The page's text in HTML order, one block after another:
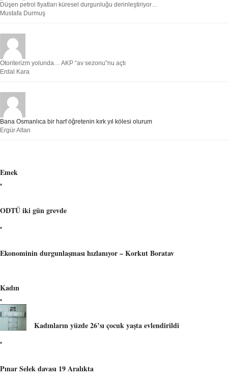
Düşen petrol fiyatları küresel durgunluğu derinleştiriyor…
Mustafa Durmuş
Otoriterizm yolunda… AKP “av sezonu”nu açtı
Erdal Kara
Bana Osmanlıca bir harf öğretenin kırk yıl kölesi olurum
Ergür Altan
Emek
ODTÜ iki gün grevde
Ekonominin durgunlaşması hızlanıyor – Korkut Boratav
Kadın
Kadınların yüzde 26’sı çocuk yaşta evlendirildi
Pınar Selek davası 19 Aralıkta